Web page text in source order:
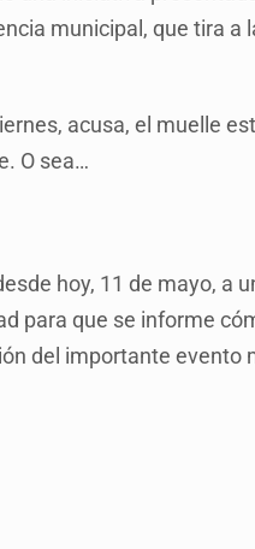
municipal, que tira a
acusa, el muelle
O sea…
hoy, 11 de mayo, a
para que se informe
del importante evento